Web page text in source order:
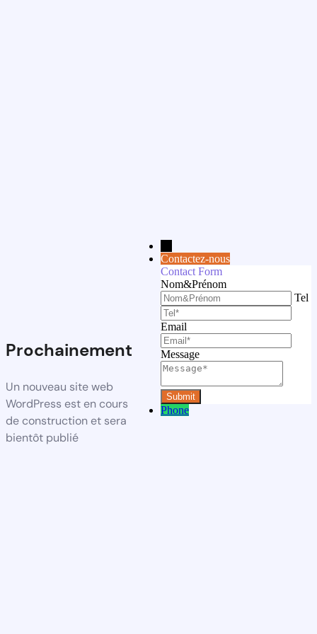
Prochainement
Un nouveau site web
WordPress est en cours
de construction et sera
bientôt publié
Contactez-nous
Contact Form
Nom&Prénom
Tel
Email
Message
Phone